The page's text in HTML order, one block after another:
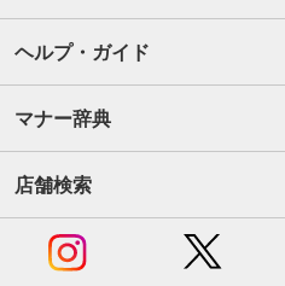
ヘルプ・ガイド
マナー辞典
店舗検索